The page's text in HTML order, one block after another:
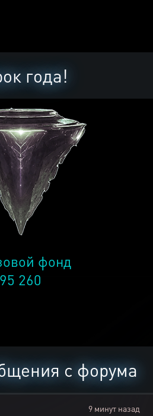
года!
фонд
95 260
с форума
9 минут назад